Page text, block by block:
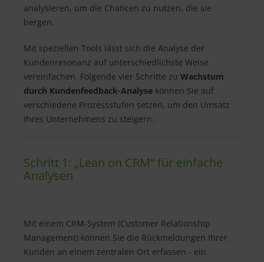
analysieren, um die Chancen zu nutzen, die sie
bergen.
Mit speziellen Tools lässt sich die Analyse der
Kundenresonanz auf unterschiedlichste Weise
vereinfachen. Folgende vier Schritte zu Wachstum
durch Kundenfeedback-Analyse können Sie auf
verschiedene Prozessstufen setzen, um den Umsatz
Ihres Unternehmens zu steigern.
Schritt 1: „Lean on CRM“ für einfache
Analysen
Mit einem CRM-System (Customer Relationship
Management) können Sie die Rückmeldungen Ihrer
Kunden an einem zentralen Ort erfassen - ein